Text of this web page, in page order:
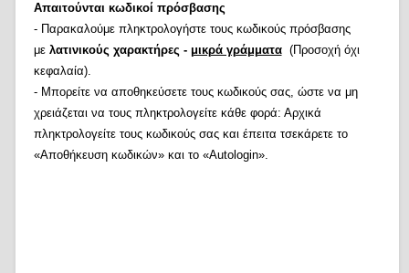
Απαιτούνται κωδικοί πρόσβασης
- Παρακαλούμε πληκτρολογήστε τους κωδικούς πρόσβασης
με λατινικούς χαρακτήρες - μικρά γράμματα(Προσοχή όχι
κεφαλαία).
- Μπορείτε να αποθηκεύσετε τους κωδικούς σας, ώστε να μη
χρειάζεται να τους πληκτρολογείτε κάθε φορά: Αρχικά
πληκτρολογείτε τους κωδικούς σας και έπειτα τσεκάρετε το
«Αποθήκευση κωδικών» και το «Autologin».